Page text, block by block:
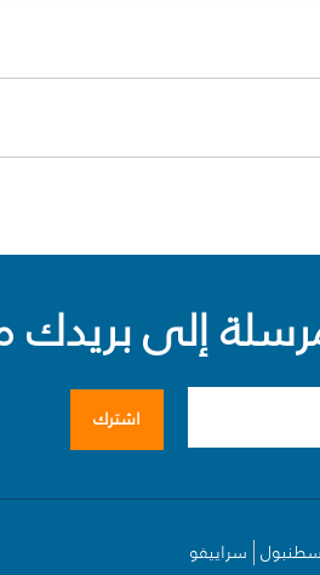
إلى بريدك
اشترك
سراييفو